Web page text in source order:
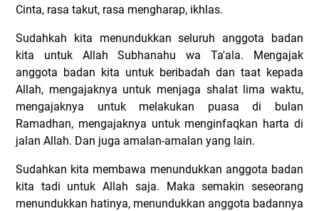
Cinta, rasa takut, rasa mengharap, ikhlas.
Sudahkah kita menundukkan seluruh anggota badan
kita untuk Allah Subhanahu wa Ta'ala. Mengajak
anggota badan kita untuk beribadah dan taat kepada
Allah, mengajaknya untuk menjaga shalat lima waktu,
mengajaknya untuk melakukan puasa di bulan
Ramadhan, mengajaknya untuk menginfaqkan harta di
jalan Allah. Dan juga amalan-amalan yang lain.
Sudahkan kita membawa menundukkan anggota badan
kita tadi untuk Allah saja. Maka semakin seseorang
menundukkan hatinya, menundukkan anggota badannya